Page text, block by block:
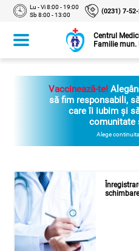
Lu - Vi 8:00 - 19:00
Sb 8:00 - 13:00
(0231) 7-
Centrul
Familie mun.
Vaccinează-te!
să fim responsabili,
care îi iubim și
comunitate
Alege